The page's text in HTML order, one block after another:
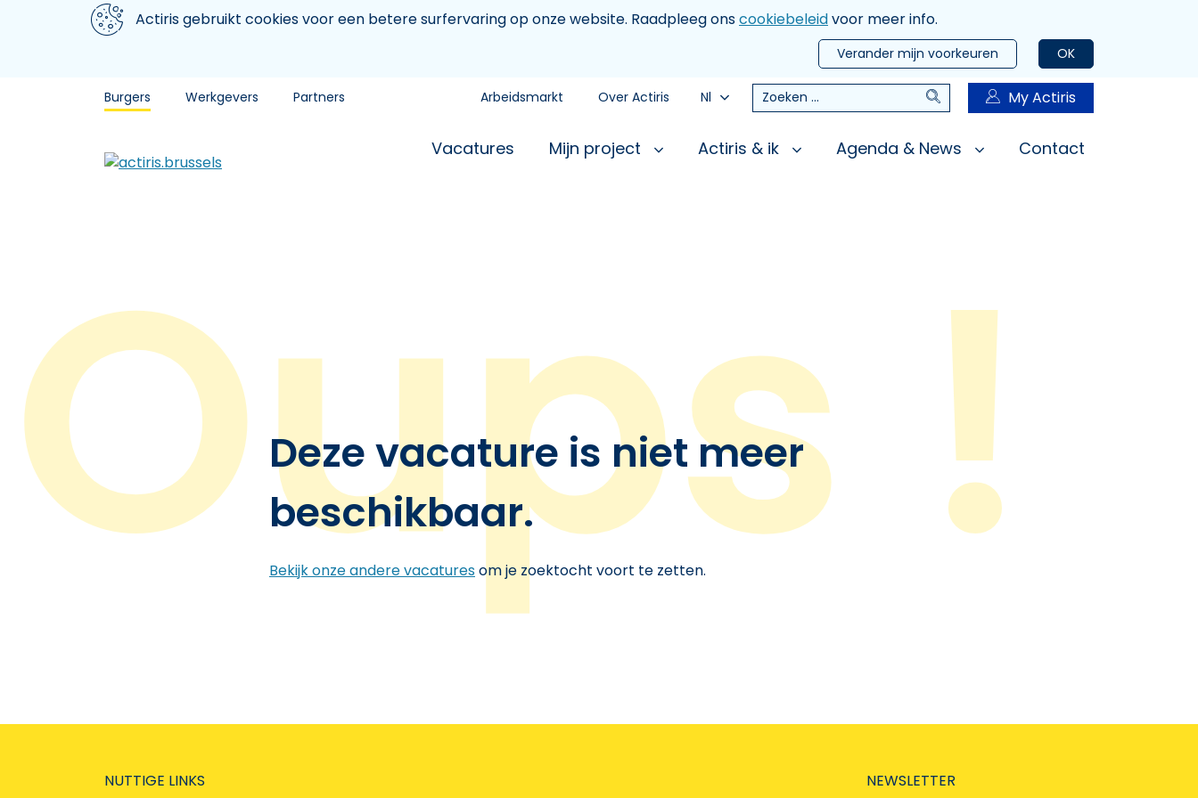
Aller au contenu principal
We gebruiken cookiesActiris gebruikt cookies voor een betere surfervaring op onze website. Raadpleeg onscookiebeleidvoor meer info.
OK
Verander mijn voorkeuren
Burgers Werkgevers Partners Arbeidsmarkt Over Actiris Nl Zoeken Zoeken My Actiris
Vacatures Mijn project Actiris & ik Agenda & News Contact
Deze vacature is niet meer
beschikbaar.
Bekijk onze andere vacaturesom je zoektocht voort te zetten.
NUTTIGE LINKS NEWSLETTER